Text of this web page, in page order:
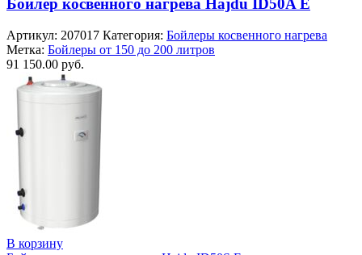
Бойлер косвенного нагрева Hajdu ID50A E
Артикул: 207017 Категория: Бойлеры косвенного нагрева
Метка: Бойлеры от 150 до 200 литров
91 150.00 руб.
В корзину